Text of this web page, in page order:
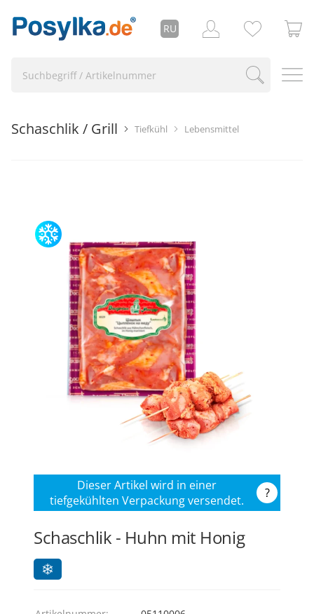
RU
Lebensmittel
Tiefkühl
Schaschlik / Grill
Dieser Artikel wird in einer
tiefgekühlten Verpackung versendet.
?
Schaschlik - Huhn mit Honig